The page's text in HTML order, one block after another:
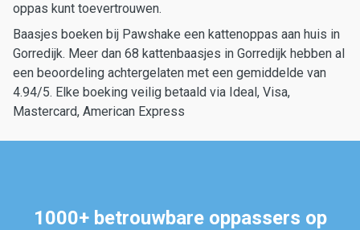
oppas kunt toevertrouwen.
Baasjes boeken bij Pawshake een kattenoppas aan huis in
Gorredijk. Meer dan 68 kattenbaasjes in Gorredijk hebben al
een beoordeling achtergelaten met een gemiddelde van
4.94/5. Elke boeking veilig betaald via Ideal, Visa,
Mastercard, American Express
1000+ betrouwbare oppassers op